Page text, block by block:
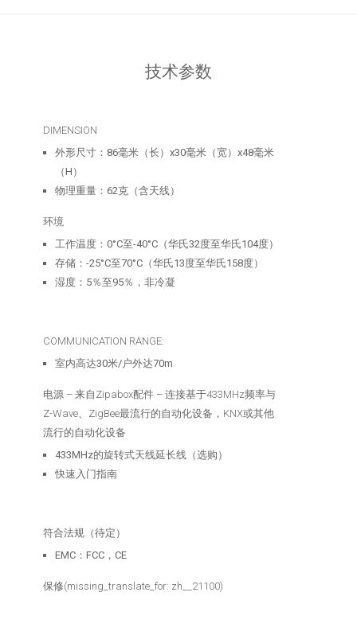
技术参数
DIMENSION
外形尺寸：86毫米（长）x30毫米（宽）x48毫米
（H）
物理重量：62克（含天线）
环境
工作温度：0°C至-40°C（华氏32度至华氏104度）
存储：-25°C至70°C（华氏13度至华氏158度）
湿度：5％至95％，非冷凝
COMMUNICATION RANGE:
室内高达30米/户外达70m
电源 – 来自Zipabox配件 – 连接基于433MHz频率与
Z-Wave、ZigBee最流行的自动化设备，KNX或其他
流行的自动化设备
433MHz的旋转式天线延长线（选购）
快速入门指南
符合法规（待定）
EMC：FCC，CE
保修(missing_translate_for: zh__21100)